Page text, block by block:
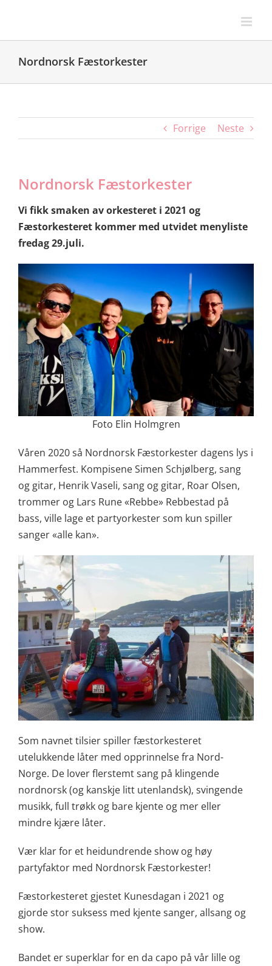
content
Nordnorsk Fæstorkester
Forrige Neste
Nordnorsk Fæstorkester
Vi fikk smaken av orkesteret i 2021 og
Fæstorkesteret kommer med utvidet menyliste
fredag 29.juli.
Foto Elin Holmgren
Våren 2020 så Nordnorsk Fæstorkester dagens lys i
Hammerfest. Kompisene Simen Schjølberg, sang
og gitar, Henrik Vaseli, sang og gitar, Roar Olsen,
trommer og Lars Rune «Rebbe» Rebbestad på
bass, ville lage et partyorkester som kun spiller
sanger «alle kan».
Som navnet tilsier spiller fæstorkesteret
utelukkende låter med opprinnelse fra Nord-
Norge. De lover flerstemt sang på klingende
nordnorsk (og kanskje litt utenlandsk), svingende
musikk, full trøkk og bare kjente og mer eller
mindre kjære låter.
Vær klar for et heidundrende show og høy
partyfaktor med Nordnorsk Fæstorkester!
Fæstorkesteret gjestet Kunesdagan i 2021 og
gjorde stor suksess med kjente sanger, allsang og
show.
Bandet er superklar for en da capo på vår lille og